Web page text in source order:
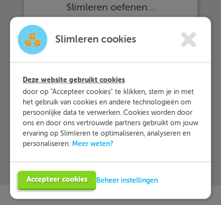
Slimleren oefenen…
… en dat zij Slimleren gemiddeld
Meer informatie
Probeer nu 1 week gratis
Slimleren cookies
Deze website gebruikt cookies
door op "Accepteer cookies" te klikken, stem je in met
het gebruik van cookies en andere technologieën om
persoonlijke data te verwerken. Cookies worden door
ons en door ons vertrouwde partners gebruikt om jouw
ervaring op Slimleren te optimaliseren, analyseren en
personaliseren. Meer weten?
Accepteer cookies Beheer instellingen